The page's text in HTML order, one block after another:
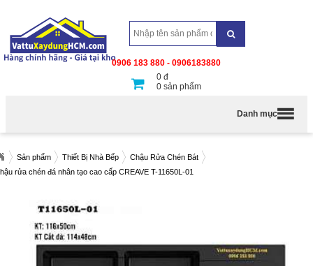
0906 183 880 - 0906183880
0 đ
0 sản phẩm
Danh mục
Sản phẩm Thiết Bị Nhà Bếp
Chậu Rửa Chén Bát
rửa chén đá nhân tạo cao cấp CREAVE T-11650L-01